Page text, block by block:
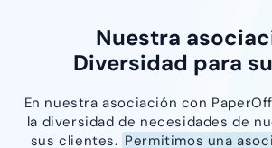
Nuestra
Diversidad para
En nuestra asociación con
la diversidad de necesidades de
sus clientes. Permitimos una